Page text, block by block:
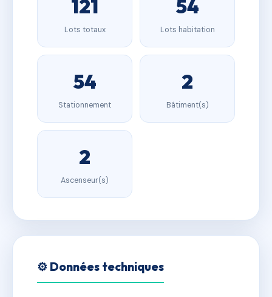
121
Lots totaux
54
Lots habitation
54
Stationnement
2
Bâtiment(s)
2
Ascenseur(s)
⚙️ Données techniques